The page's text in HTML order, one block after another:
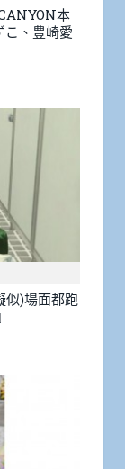
本
こ、豊崎愛
似)場面都跑